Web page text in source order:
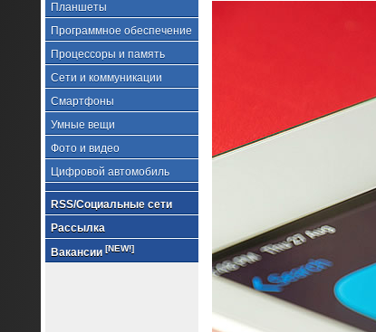
Планшеты
Программное обеспечение
Процессоры и память
Сети и коммуникации
Смартфоны
Умные вещи
Фото и видео
Цифровой автомобиль
RSS/Социальные сети
Рассылка
Вакансии [NEW!]